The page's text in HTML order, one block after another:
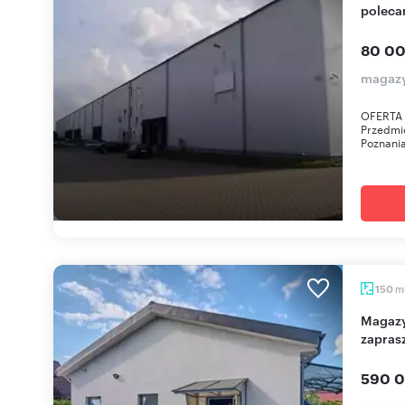
80
150 m
Magazyn 150 m² z działką w Kaczorach -
590